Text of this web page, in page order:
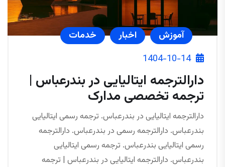
آموزش اخبار
خدمات
1404-10-14
دارالترجمه ایتالیایی در بندرعباس |
ترجمه تخصصی مدارک
دارالترجمه ایتالیایی در بندرعباس. ترجمه رسمی ایتالیایی
بندرعباس. دارالترجمه رسمی در بندرعباس. دارالترجمه
رسمی ایتالیایی بندرعباس. ترجمه رسمی ایتالیایی
بندرعباس. دارالترجمه ایتالیایی در بندرعباس | ترجمه